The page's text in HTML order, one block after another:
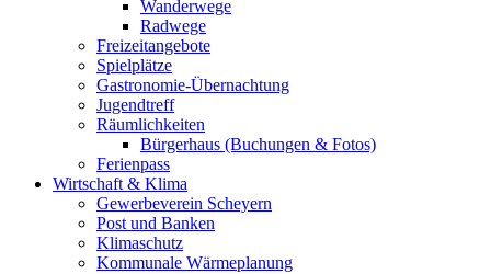
Wanderwege
Radwege
Freizeitangebote
Spielplätze
Gastronomie-Übernachtung
Jugendtreff
Räumlichkeiten
Bürgerhaus (Buchungen & Fotos)
Ferienpass
Wirtschaft & Klima
Gewerbeverein Scheyern
Post und Banken
Klimaschutz
Kommunale Wärmeplanung